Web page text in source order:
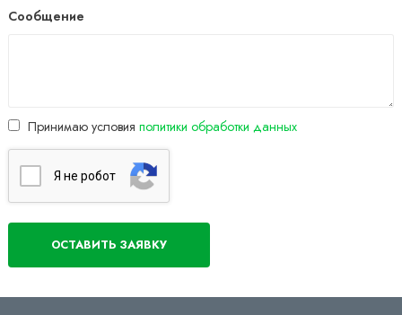
Сообщение
Принимаю условия политики обработки данных
Я нe poбoт